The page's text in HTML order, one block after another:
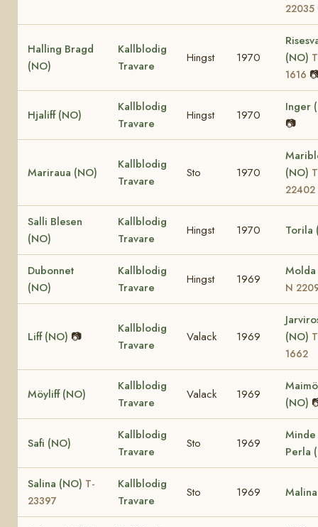
22035
Halling Bragd
(NO)
Kallblodig
Travare
Hingst 1970
(NO)
1616
Hjaliff (NO)
Kallblodig
Travare
Hingst 1970
Inger
📷
Mariraua (NO)
Kallblodig
Travare
Sto 1970
(NO)
22402
Salli Blesen
(NO)
Kallblodig
Travare
Hingst 1970 Torila
Dubonnet
(NO)
Kallblodig
Travare
Hingst 1969
N
Liff (NO) 📷
Kallblodig
Travare
Valack 1969
(NO)
1662
Möyliff (NO)
Kallblodig
Travare
Valack 1969
(NO)
Safi (NO)
Kallblodig
Travare
Sto 1969
Minde
Perla
Salina (NO) T-
23397
Kallblodig
Travare
Sto 1969